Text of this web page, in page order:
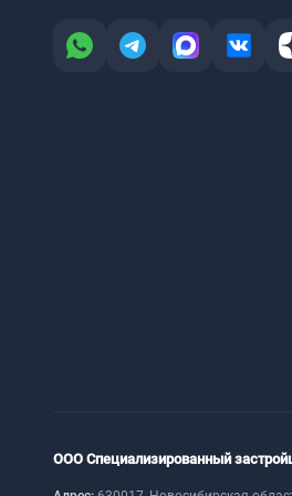
ООО Специализированный